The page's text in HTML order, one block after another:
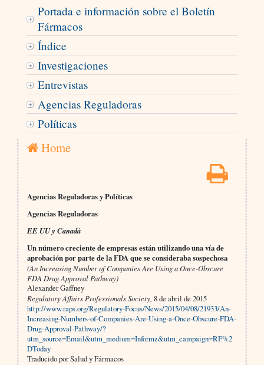
Portada e información sobre el Boletín
Fármacos
Índice
Investigaciones
Entrevistas
Agencias Reguladoras
Políticas
Home
Agencias Reguladoras y Políticas
Agencias Reguladoras
EE UU y Canadá
Un número creciente de empresas están utilizando una vía de
aprobación por parte de la FDA que se consideraba sospechosa
(An Increasing Number of Companies Are Using a Once-Obscure
FDA Drug Approval Pathway)
Alexander Gaffney
Regulatory Affairs Professionals Society, 8 de abril de 2015
http://www.raps.org/Regulatory-Focus/News/2015/04/08/21933/An-
Increasing-Numbers-of-Companies-Are-Using-a-Once-Obscure-FDA-
Drug-Approval-Pathway/?
utm_source=Email&utm_medium=Informz&utm_campaign=RF%2
DToday
Traducido por Salud y Fármacos